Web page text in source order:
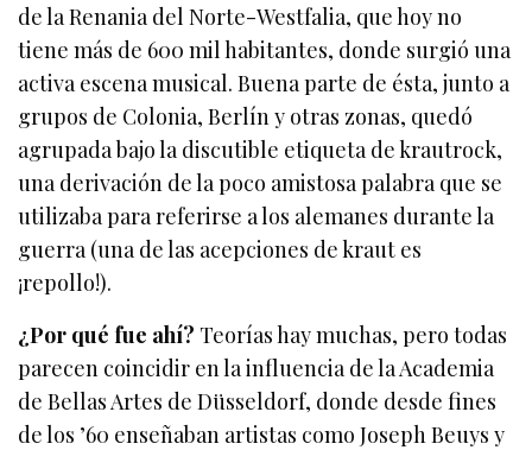
de la Renania del Norte-Westfalia, que hoy no
tiene más de 600 mil habitantes, donde surgió una
activa escena musical. Buena parte de ésta, junto a
grupos de Colonia, Berlín y otras zonas, quedó
agrupada bajo la discutible etiqueta de krautrock,
una derivación de la poco amistosa palabra que se
utilizaba para referirse a los alemanes durante la
guerra (una de las acepciones de kraut es
¡repollo!).
¿Por qué fue ahí? Teorías hay muchas, pero todas
parecen coincidir en la influencia de la Academia
de Bellas Artes de Düsseldorf, donde desde fines
de los ’60 enseñaban artistas como Joseph Beuys y